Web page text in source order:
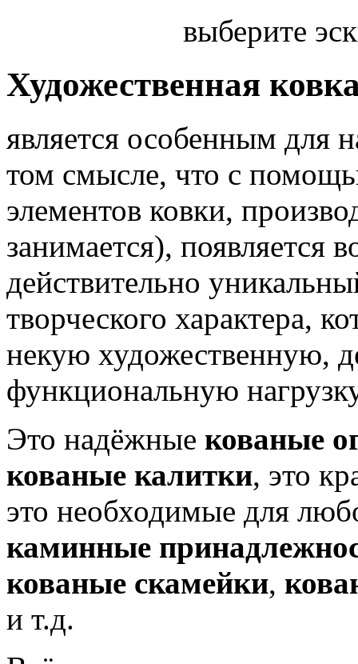
выберите
Художественная
является особенным для
том смысле, что с
элементов ковки,
занимается), появляется
действительно
творческого характера,
некую художественную,
функциональную
Это надёжные кованые
кованые калитки, это
это необходимые для
каминные
кованые скамейки,
и т.д.